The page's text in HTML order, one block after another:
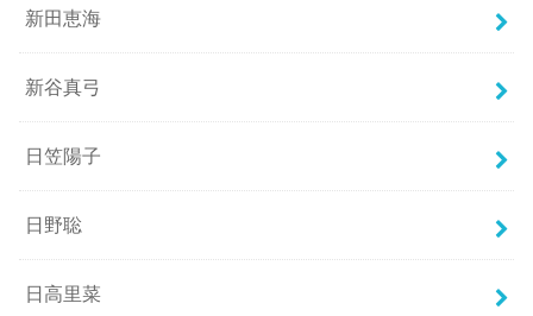
新田恵海
新谷真弓
日笠陽子
日野聡
日高里菜